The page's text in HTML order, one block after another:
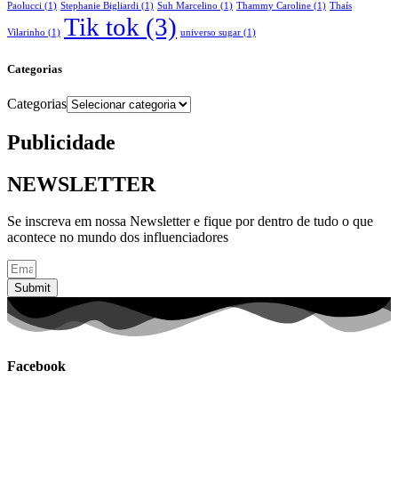
Paolucci (1) Stephanie Bigliardi (1) Suh Marcelino (1) Thammy Caroline (1) Thaís
Vilarinho (1) Tik tok (3) universo sugar (1)
Categorias
Categorias
Publicidade
NEWSLETTER
Se inscreva em nossa Newsletter e fique por dentro de tudo o que
acontece no mundo dos influenciadores
Submit
Facebook